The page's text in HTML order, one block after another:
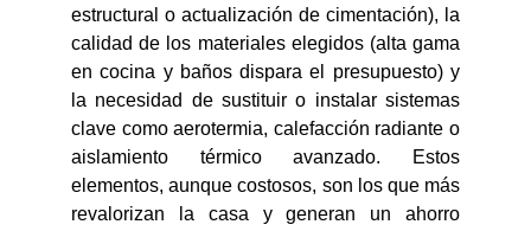
estructural o actualización de cimentación), la
calidad de los materiales elegidos (alta gama
en cocina y baños dispara el presupuesto) y
la necesidad de sustituir o instalar sistemas
clave como aerotermia, calefacción radiante o
aislamiento térmico avanzado. Estos
elementos, aunque costosos, son los que más
revalorizan la casa y generan un ahorro